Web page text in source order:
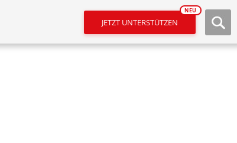
JETZT UNTERSTÜTZEN
NEU